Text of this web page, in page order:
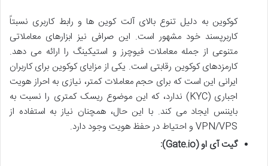
کوکوین به دلیل تنوع بالای آلت کوین ها و رابط کاربری نسبتاً
کاربرپسند خود مشهور است. این صرافی نیز ابزارهای معاملاتی
متنوعی از جمله معاملات فیوچرز و استیکینگ را ارائه می دهد.
کارمزدهای کوکوین رقابتی است. یکی از مزایای کوکوین برای کاربران
ایرانی این است که برای حجم معاملات کمتر، نیازی به احراز هویت
اجباری (KYC) ندارد، که این موضوع ریسک کمتری را نسبت به
بایننس ایجاد می کند. با این حال، همچنان نیاز به استفاده از
VPN/VPS و احتیاط در حفظ هویت وجود دارد.
گیت آی او (Gate.io):